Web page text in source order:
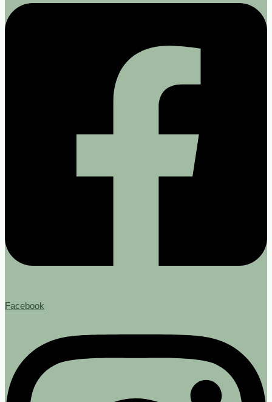
Facebook